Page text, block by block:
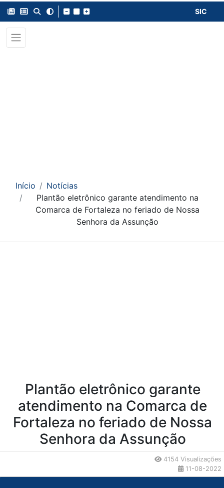
SIC
Início
Notícias
Plantão eletrônico garante atendimento na
Comarca de Fortaleza no feriado de Nossa
Senhora da Assunção
Plantão eletrônico garante
atendimento na Comarca de
Fortaleza no feriado de Nossa
Senhora da Assunção
4154 Visualizações
11-08-2022